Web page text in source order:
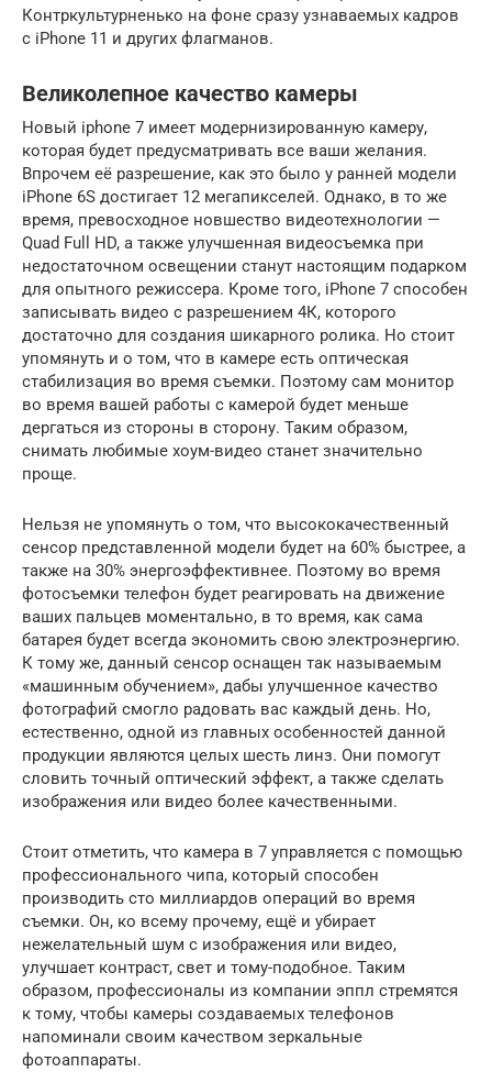
Контркультурненько на фоне сразу узнаваемых кадров
с iPhone 11 и других флагманов.
Великолепное качество камеры
Новый iphone 7 имеет модернизированную камеру,
которая будет предусматривать все ваши желания.
Впрочем её разрешение, как это было у ранней модели
iPhone 6S достигает 12 мегапикселей. Однако, в то же
время, превосходное новшество видеотехнологии —
Quad Full HD, а также улучшенная видеосъемка при
недостаточном освещении станут настоящим подарком
для опытного режиссера. Кроме того, iPhone 7 способен
записывать видео с разрешением 4К, которого
достаточно для создания шикарного ролика. Но стоит
упомянуть и о том, что в камере есть оптическая
стабилизация во время съемки. Поэтому сам монитор
во время вашей работы с камерой будет меньше
дергаться из стороны в сторону. Таким образом,
снимать любимые хоум-видео станет значительно
проще.
Нельзя не упомянуть о том, что высококачественный
сенсор представленной модели будет на 60% быстрее, а
также на 30% энергоэффективнее. Поэтому во время
фотосъемки телефон будет реагировать на движение
ваших пальцев моментально, в то время, как сама
батарея будет всегда экономить свою электроэнергию.
К тому же, данный сенсор оснащен так называемым
«машинным обучением», дабы улучшенное качество
фотографий смогло радовать вас каждый день. Но,
естественно, одной из главных особенностей данной
продукции являются целых шесть линз. Они помогут
словить точный оптический эффект, а также сделать
изображения или видео более качественными.
Стоит отметить, что камера в 7 управляется с помощью
профессионального чипа, который способен
производить сто миллиардов операций во время
съемки. Он, ко всему прочему, ещё и убирает
нежелательный шум с изображения или видео,
улучшает контраст, свет и тому-подобное. Таким
образом, профессионалы из компании эппл стремятся
к тому, чтобы камеры создаваемых телефонов
напоминали своим качеством зеркальные
фотоаппараты.